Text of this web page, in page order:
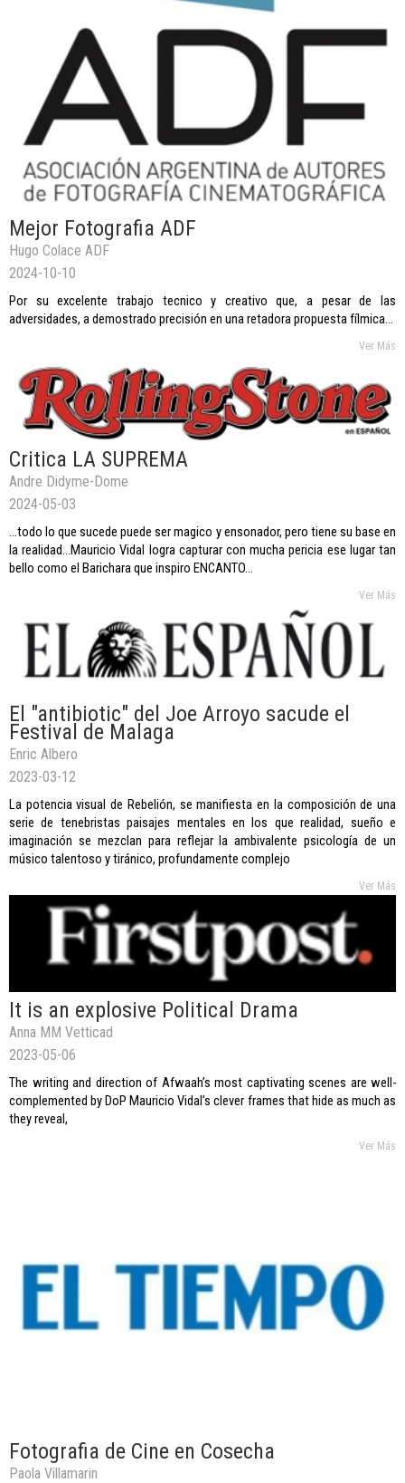
Mejor Fotografia ADF
Hugo Colace ADF
2024-10-10
Por su excelente trabajo tecnico y creativo que, a pesar de las
adversidades, a demostrado precisión en una retadora propuesta fílmica...
Ver Más
Critica LA SUPREMA
Andre Didyme-Dome
2024-05-03
...todo lo que sucede puede ser magico y ensonador, pero tiene su base en
la realidad...Mauricio Vidal logra capturar con mucha pericia ese lugar tan
bello como el Barichara que inspiro ENCANTO...
Ver Más
El "antibiotic" del Joe Arroyo sacude el
Festival de Malaga
Enric Albero
2023-03-12
La potencia visual de Rebelión, se manifiesta en la composición de una
serie de tenebristas paisajes mentales en los que realidad, sueño e
imaginación se mezclan para reflejar la ambivalente psicología de un
músico talentoso y tiránico, profundamente complejo
Ver Más
It is an explosive Political Drama
Anna MM Vetticad
2023-05-06
The writing and direction of Afwaah’s most captivating scenes are well-
complemented by DoP Mauricio Vidal’s clever frames that hide as much as
they reveal,
Ver Más
Fotografia de Cine en Cosecha
Paola Villamarin